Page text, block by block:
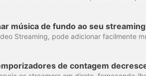
música de fundo ao seu streaming